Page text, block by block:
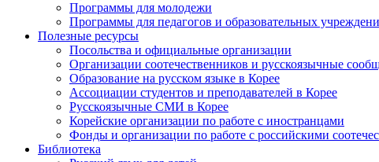
Программы для молодежи
Программы для педагогов и образовательных
Полезные ресурсы
Посольства и официальные организации
Организации соотечественников и русскоязычные
Образование на русском языке в Корее
Ассоциации студентов и преподавателей в Корее
Русскоязычные СМИ в Корее
Корейские организации по работе с иностранцами
Фонды и организации по работе с российскими
Библиотека